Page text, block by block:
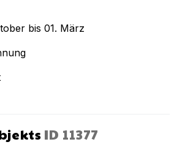
bis 01. März
ID 11377